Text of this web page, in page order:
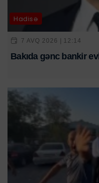
Hadisə
7 AVQ 2026 | 12:14
Bakıda gənc bankir